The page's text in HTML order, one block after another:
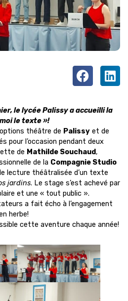
le lycée Palissy a accueilli la
le texte »!
théâtre de Palissy et de
pour l’occasion pendant deux
de Mathilde Souchaud,
de la Compagnie Studio
lecture théâtralisée d’un texte
jardins. Le stage s’est achevé par
et une « tout public ».
a fait écho à l’engagement
herbe!
cette aventure chaque année!